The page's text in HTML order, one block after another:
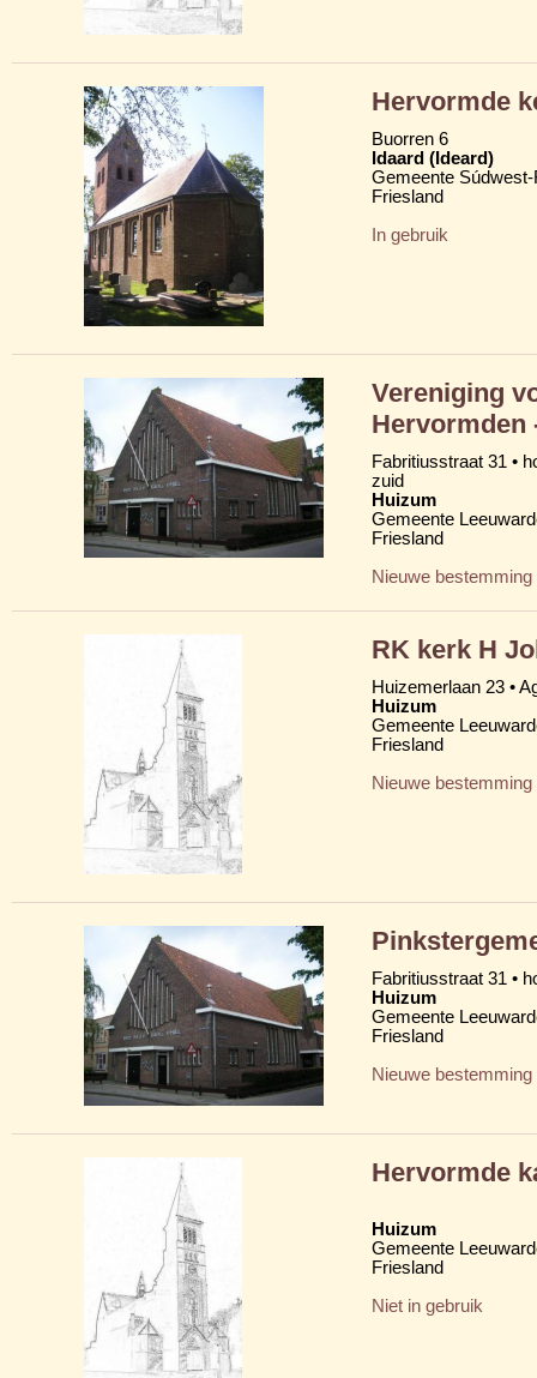
Hervormde
Buorren 6
Idaard (Ideard)
Gemeente
Friesland
In gebruik
Vereniging
Hervormden
Fabritiusstraat 31 •
zuid
Huizum
Gemeente
Friesland
Nieuwe bestemming
RK kerk H
Huizemerlaan 23 •
Huizum
Gemeente
Friesland
Nieuwe bestemming
Fabritiusstraat 31 •
Huizum
Gemeente
Friesland
Nieuwe bestemming
Hervormde
Huizum
Gemeente
Friesland
Niet in gebruik